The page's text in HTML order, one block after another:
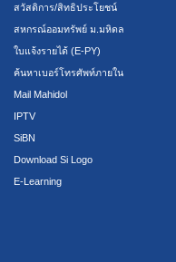
สวัสดิการ/สิทธิประโยชน์
สหกรณ์ออมทรัพย์ ม.มหิดล
ใบแจ้งรายได้ (E-PY)
ค้นหาเบอร์โทรศัพท์ภายใน
Mail Mahidol
IPTV
SiBN
Download Si Logo
E-Learning